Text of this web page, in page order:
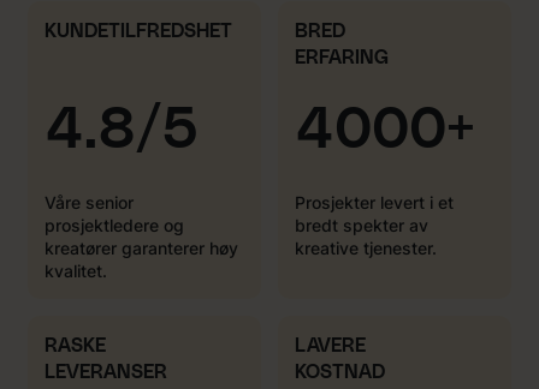
KUNDETILFREDSHET
4.8/5
Våre senior
prosjektledere og
kreatører garanterer høy
kvalitet.
BRED
ERFARING
4000+
Prosjekter levert i et
bredt spekter av
kreative tjenester.
RASKE
LEVERANSER
LAVERE
KOSTNAD